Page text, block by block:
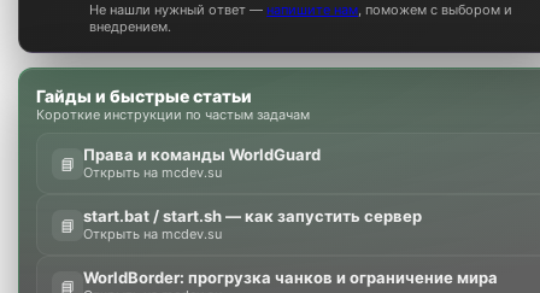
Не нашли нужный ответ —напишите нам, поможем с выбором и
внедрением.
Гайды и быстрые статьи
Короткие инструкции по частым задачам
📘 Права и команды WorldGuard
Открыть на mcdev.su
📘 start.bat / start.sh — как запустить сервер
Открыть на mcdev.su
📘 WorldBorder: прогрузка чанков и ограничение мира